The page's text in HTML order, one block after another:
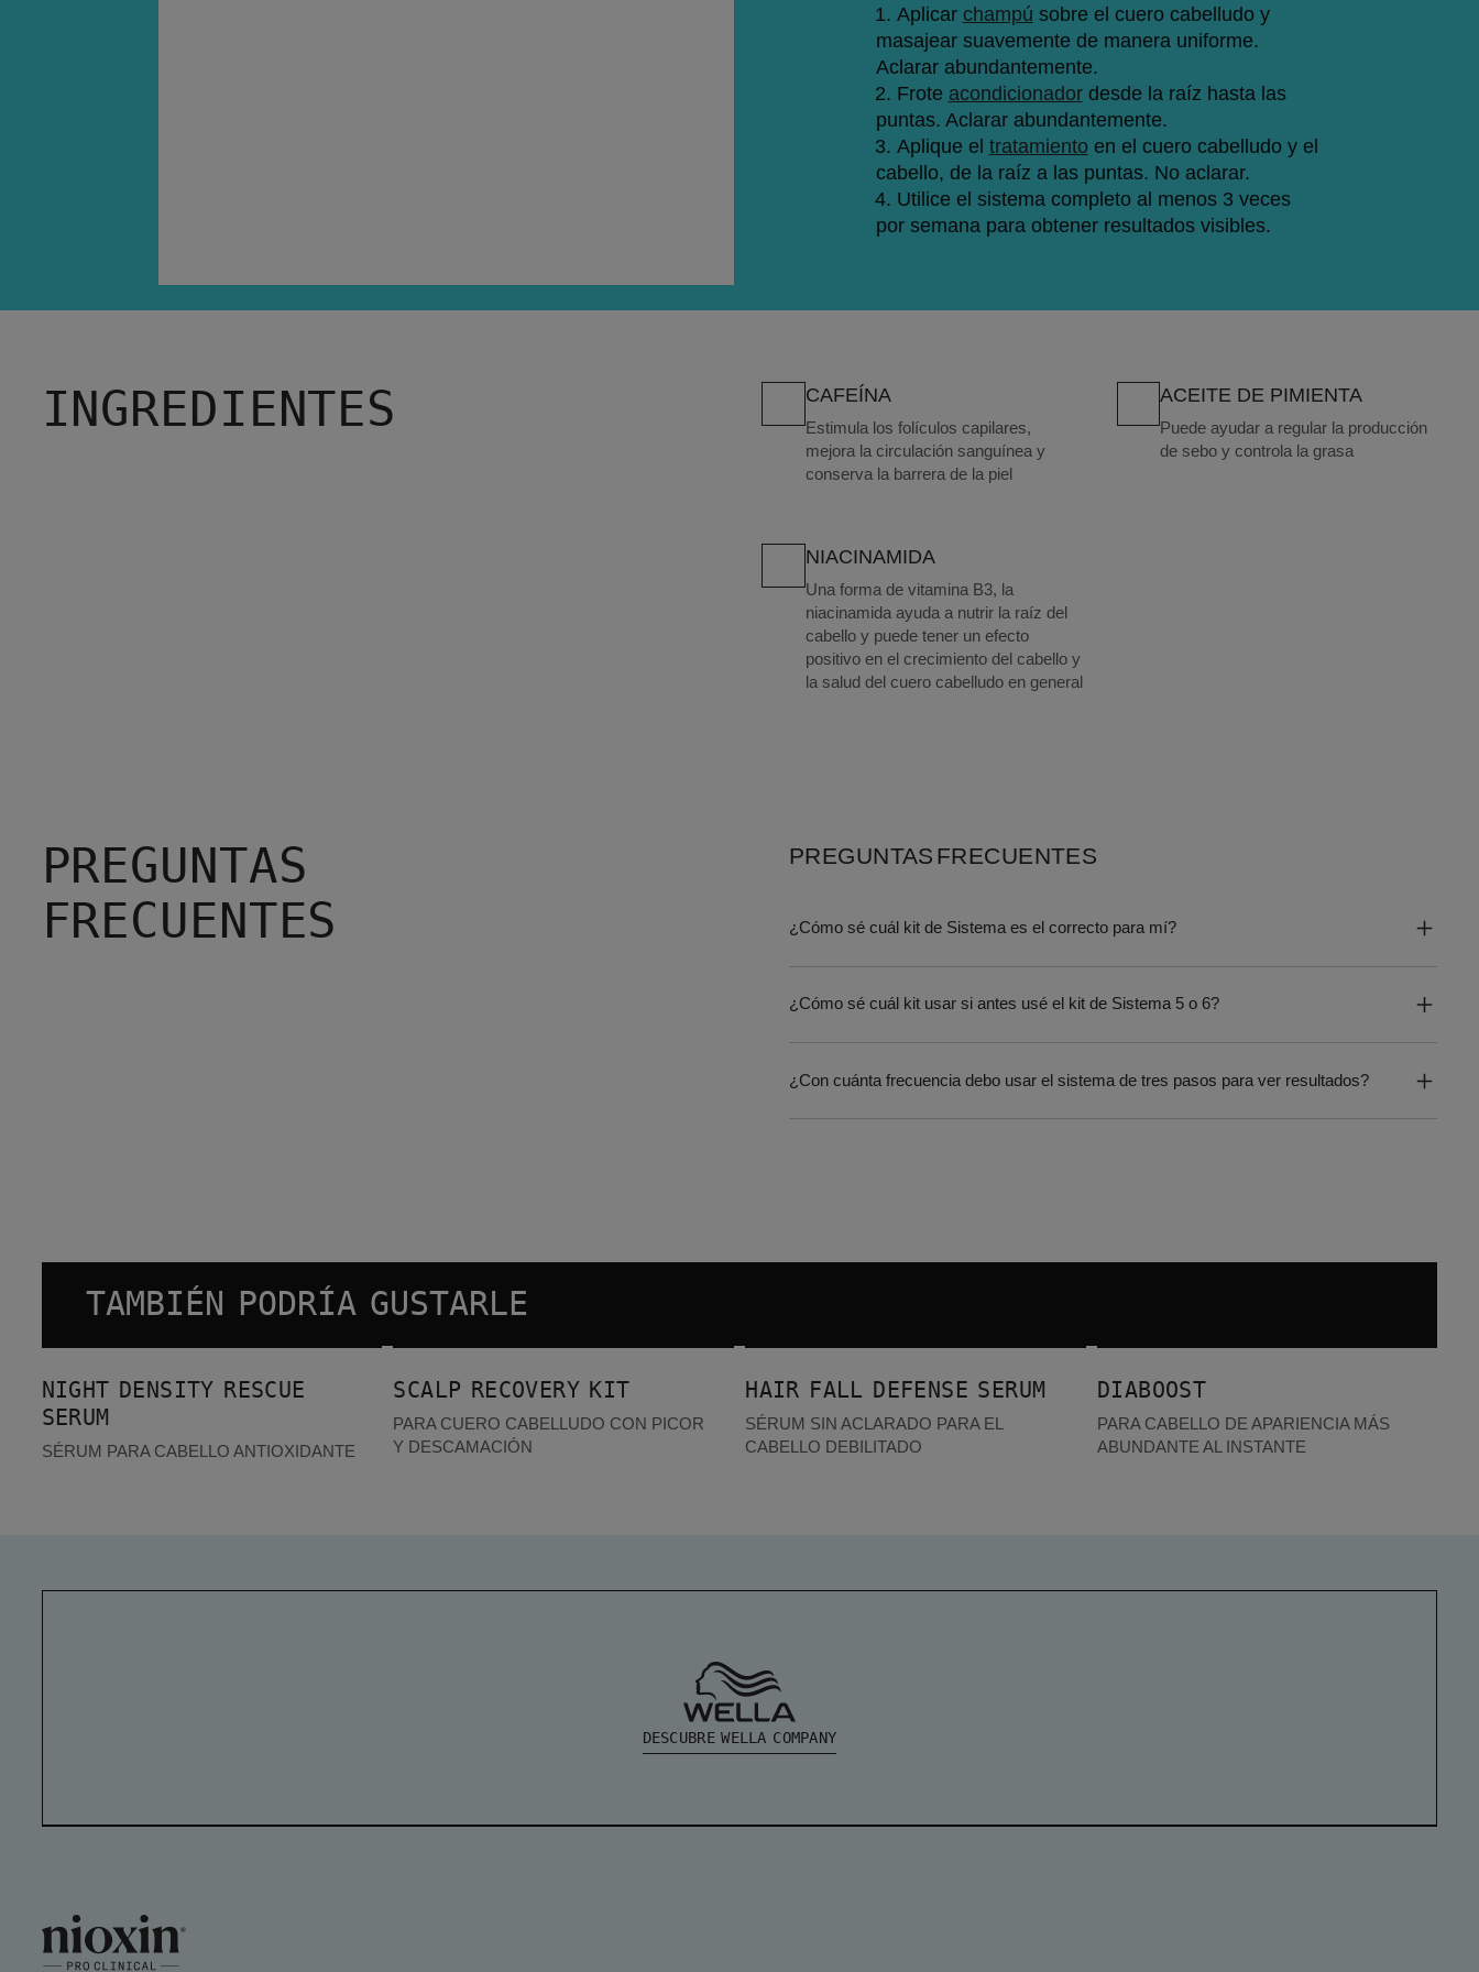
Aplicar champú sobre el cuero cabelludo y
masajear suavemente de manera uniforme.
Aclarar abundantemente.
Frote acondicionador desde la raíz hasta las
puntas. Aclarar abundantemente.
Aplique el tratamiento en el cuero cabelludo y el
cabello, de la raíz a las puntas. No aclarar.
Utilice el sistema completo al menos 3 veces
por semana para obtener resultados visibles.
INGREDIENTES CAFEÍNA
Estimula los folículos capilares,
mejora la circulación sanguínea y
conserva la barrera de la piel
ACEITE DE PIMIENTA
Puede ayudar a regular la producción
de sebo y controla la grasa
NIACINAMIDA
Una forma de vitamina B3, la
niacinamida ayuda a nutrir la raíz del
cabello y puede tener un efecto
positivo en el crecimiento del cabello y
la salud del cuero cabelludo en general
PREGUNTAS
FRECUENTES
PREGUNTAS FRECUENTES
¿Cómo sé cuál kit de Sistema es el correcto para mí?
¿Cómo sé cuál kit usar si antes usé el kit de Sistema 5 o 6?
¿Con cuánta frecuencia debo usar el sistema de tres pasos para ver resultados?
TAMBIÉN PODRÍA GUSTARLE
Night density Rescue Serum
MÁS VENDIDOS
NIGHT DENSITY RESCUE
SERUM
SÉRUM PARA CABELLO ANTIOXIDANTE
Scalp Recovery Kit
MÁS VENDIDOS
SCALP RECOVERY KIT
PARA CUERO CABELLUDO CON PICOR
Y DESCAMACIÓN
Hair Fall Defense Serum
HAIR FALL DEFENSE SERUM
SÉRUM SIN ACLARADO PARA EL
CABELLO DEBILITADO
Diaboost
MÁS VENDIDOS
DIABOOST
PARA CABELLO DE APARIENCIA MÁS
ABUNDANTE AL INSTANTE
DESCUBRE WELLA COMPANY